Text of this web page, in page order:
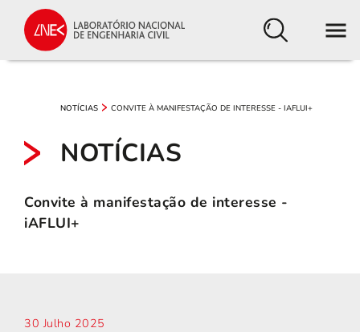
NOTÍCIAS CONVITE À MANIFESTAÇÃO DE INTERESSE - IAFLUI+
NOTÍCIAS
Convite à manifestação de interesse -
iAFLUI+
30 Julho 2025